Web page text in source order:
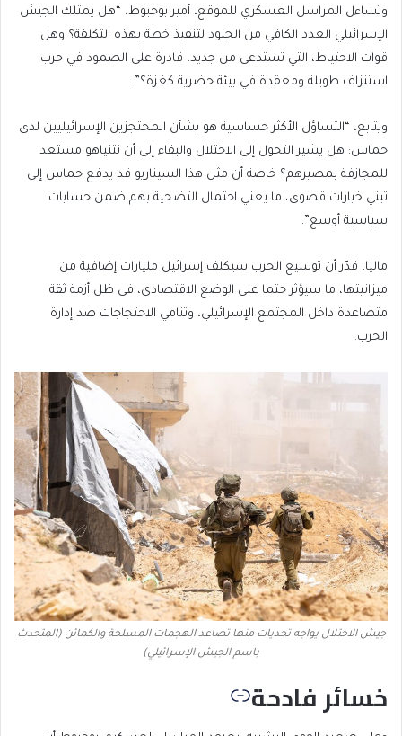
وتساءل المراسل العسكري للموقع، أمير بوحبوط، “هل يمتلك الجيش
الإسرائيلي العدد الكافي من الجنود لتنفيذ خطة بهذه التكلفة؟ وهل
قوات الاحتياط، التي تستدعى من جديد، قادرة على الصمود في حرب
استنزاف طويلة ومعقدة في بيئة حضرية كغزة؟”.
ويتابع، “التساؤل الأكثر حساسية هو بشأن المحتجزين الإسرائيليين لدى
حماس: هل يشير التحول إلى الاحتلال والبقاء إلى أن نتنياهو مستعد
للمجازفة بمصيرهم؟ خاصة أن مثل هذا السيناريو قد يدفع حماس إلى
تبني خيارات قصوى، ما يعني احتمال التضحية بهم ضمن حسابات
سياسية أوسع”.
ماليا، قدّر أن توسيع الحرب سيكلف إسرائيل مليارات إضافية من
ميزانيتها، ما سيؤثر حتما على الوضع الاقتصادي، في ظل أزمة ثقة
متصاعدة داخل المجتمع الإسرائيلي، وتنامي الاحتجاجات ضد إدارة
الحرب.
جيش الاحتلال يواجه تحديات منها تصاعد الهجمات المسلحة والكمائن (المتحدث
باسم الجيش الإسرائيلي)
خسائر فادحة